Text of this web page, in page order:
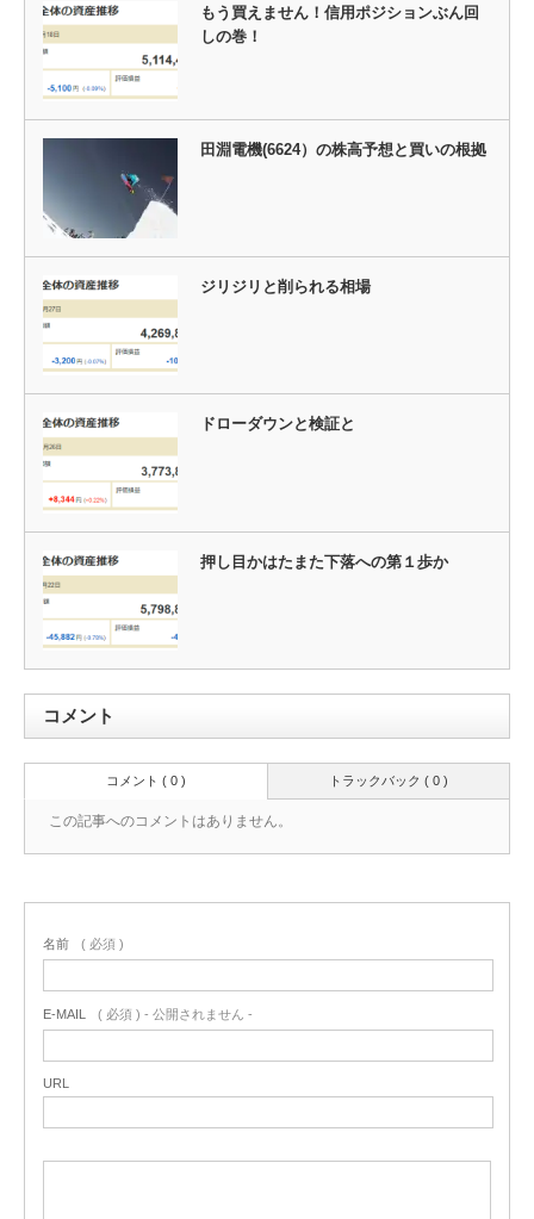
もう買えません！信用ポジションぶん回
しの巻！
田淵電機(6624）の株高予想と買いの根拠
ジリジリと削られる相場
ドローダウンと検証と
押し目かはたまた下落への第１歩か
コメント
トラックバック ( 0 )
コメント ( 0 )
この記事へのコメントはありません。
名前 ( 必須 )
E-MAIL ( 必須 ) - 公開されません -
URL